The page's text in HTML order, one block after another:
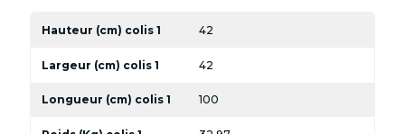
Hauteur (cm) colis 1 42
Largeur (cm) colis 1 42
Longueur (cm) colis 1 100